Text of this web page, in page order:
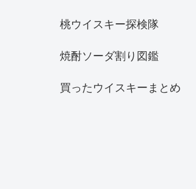
桃ウイスキー探検隊
焼酎ソーダ割り図鑑
買ったウイスキーまとめ